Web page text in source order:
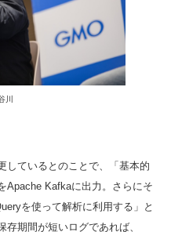
川
しているとのことで、「基本的
Apache Kafkaに出力。さらにそ
を使って解析に利用する」と
期間が短いログであれば、